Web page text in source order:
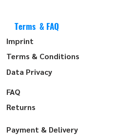
Terms & FAQ
Imprint
Terms & Conditions
Data Privacy
FAQ
Returns
Payment & Delivery